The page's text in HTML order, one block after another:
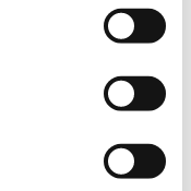
de
à la vente un local
Local d'activité